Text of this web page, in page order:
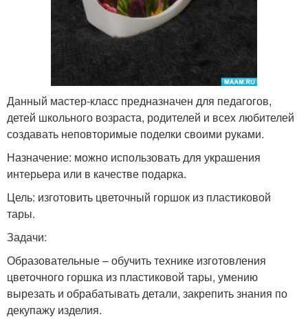
Данный мастер-класс предназначен для педагогов,
детей школьного возраста, родителей и всех любителей
создавать неповторимые поделки своими руками.
Назначение: можно использовать для украшения
интерьера или в качестве подарка.
Цель: изготовить цветочный горшок из пластиковой
тары.
Задачи:
Образовательные – обучить технике изготовления
цветочного горшка из пластиковой тары, умению
вырезать и обрабатывать детали, закрепить знания по
декупажу изделия.